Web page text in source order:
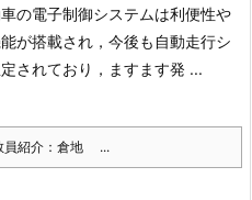
の電子制御システムは利便性や
が搭載され，今後も自動走行シ
されており，ますます発 ...
員紹介：倉地 ...